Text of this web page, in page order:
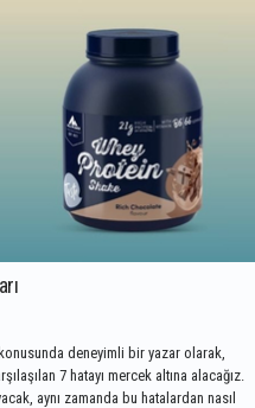
deneyimli bir yazar olarak,
7 hatayı mercek altına alacağız.
aynı zamanda bu hatalardan nasıl